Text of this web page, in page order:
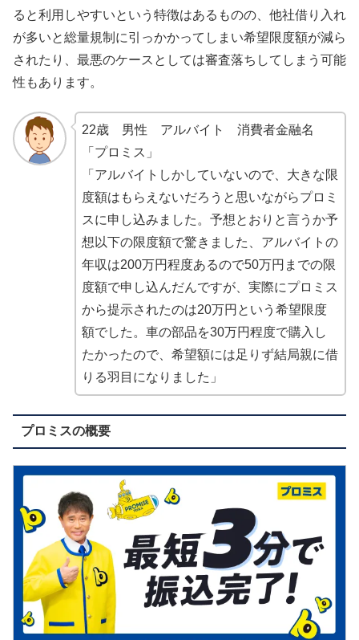
ると利用しやすいという特徴はあるものの、他社借り入れ
が多いと総量規制に引っかかってしまい希望限度額が減ら
されたり、最悪のケースとしては審査落ちしてしまう可能
性もあります。
22歳 男性 アルバイト 消費者金融名
「プロミス」
「アルバイトしかしていないので、大きな限
度額はもらえないだろうと思いながらプロミ
スに申し込みました。予想とおりと言うか予
想以下の限度額で驚きました、アルバイトの
年収は200万円程度あるので50万円までの限
度額で申し込んだんですが、実際にプロミス
から提示されたのは20万円という希望限度
額でした。車の部品を30万円程度で購入し
たかったので、希望額には足りず結局親に借
りる羽目になりました」
プロミスの概要